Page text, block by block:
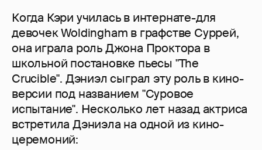
Когда Кэри училась в интернате-для
девочек Woldingham в графстве Суррей,
она играла роль Джона Проктора в
школьной постановке пьесы "The
Crucible". Дэниэл сыграл эту роль в кино-
версии под названием "Суровое
испытание". Несколько лет назад актриса
встретила Дэниэла на одной из кино-
церемоний: